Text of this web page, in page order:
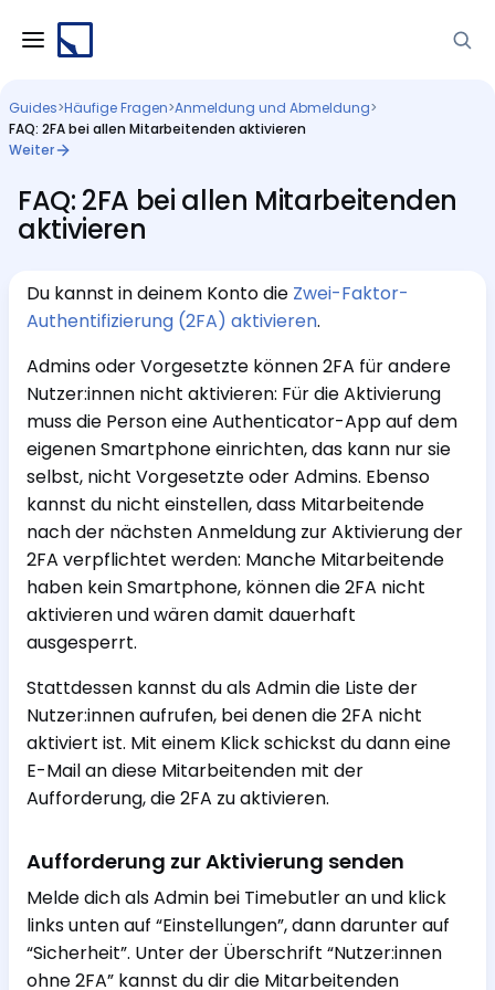
Guides>Häufige Fragen>Anmeldung und Abmeldung>
FAQ: 2FA bei allen Mitarbeitenden aktivieren
Weiter
FAQ: 2FA bei allen Mitarbeitenden
aktivieren
Du kannst in deinem Konto die Zwei-Faktor-
Authentifizierung (2FA) aktivieren.
Admins oder Vorgesetzte können 2FA für andere
Nutzer:innen nicht aktivieren: Für die Aktivierung
muss die Person eine Authenticator-App auf dem
eigenen Smartphone einrichten, das kann nur sie
selbst, nicht Vorgesetzte oder Admins. Ebenso
kannst du nicht einstellen, dass Mitarbeitende
nach der nächsten Anmeldung zur Aktivierung der
2FA verpflichtet werden: Manche Mitarbeitende
haben kein Smartphone, können die 2FA nicht
aktivieren und wären damit dauerhaft
ausgesperrt.
Stattdessen kannst du als Admin die Liste der
Nutzer:innen aufrufen, bei denen die 2FA nicht
aktiviert ist. Mit einem Klick schickst du dann eine
E-Mail an diese Mitarbeitenden mit der
Aufforderung, die 2FA zu aktivieren.
Aufforderung zur Aktivierung senden
Melde dich als Admin bei Timebutler an und klick
links unten auf “Einstellungen”, dann darunter auf
“Sicherheit”. Unter der Überschrift “Nutzer:innen
ohne 2FA” kannst du dir die Mitarbeitenden